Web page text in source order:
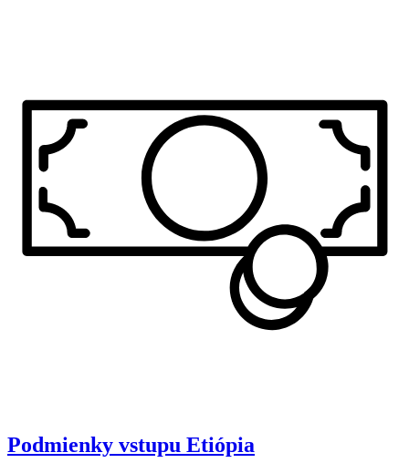
Podmienky vstupu Etiópia